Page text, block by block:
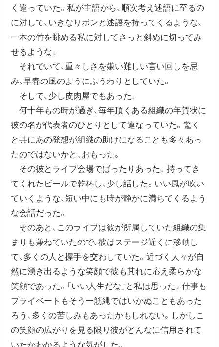
く違っていた。私が主語から、順次考え述語に至るの
に対して、いきなりポンと述語を持ってくるような、
一本の竹を眺める私に対してさっと斜めに切ってみ
せるような。
それでいて、重々しさを嫌い難しい言い回しを忌
み、早春の風のようにふうわりとしていた。
そして、少し皮肉屋でもあった。
何十年もの時が過ぎ、毎年頂くある組織の年賀状に
彼の名が代表者のひとりとして連なっていた。驚く
と共にあの発想が組織の助けになることも多々あっ
たのではないかと、おもった。
その彼とライブ会場でばったりあった。持ってき
てくれたビールで乾杯し、少し話した。いい風が吹い
ていくような、短い中にも時が静かに満ちてくるよう
な会話だった。
そのあと、このライブは彼が所属していた組織の集
まりも兼ねていたので、彼はステージ近くに移動し
て、多くの人と握手を交わしていた。近づく人々が自
然に湧き出るような笑顔で彼も其れに応え柔らかな
笑顔であった。「いい人生だな」と私は思った。仕事も
プライベートもそう一筋縄ではいかぬこともあった
ろう、多くの苦しみもあったかもしれない。しかしこ
の笑顔の広がりを見る限り彼がどんなに信用されて
いたかわかるような気がした。